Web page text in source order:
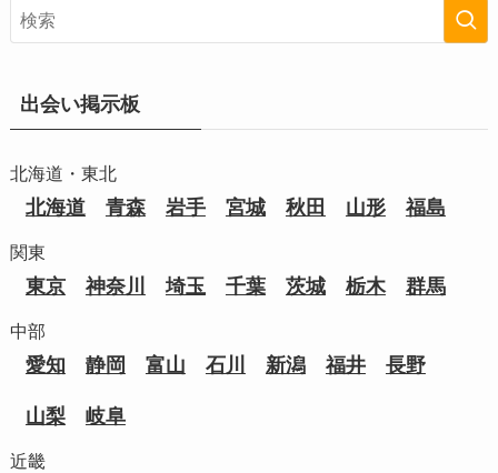
出会い掲示板
北海道・東北
北海道 青森 岩手 宮城 秋田 山形 福島
関東
東京 神奈川 埼玉 千葉 茨城 栃木 群馬
中部
愛知 静岡 富山 石川 新潟 福井 長野
山梨 岐阜
近畿